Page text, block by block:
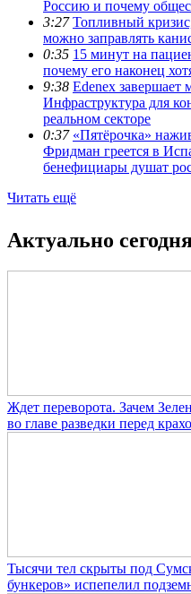
Россию и почему
3:27 Топливный
можно заправлять
0:35 15 минут на
почему его наконец
9:38 Edenex завершает
Инфраструктура для
реальном секторе
0:37 «Пятёрочка»
Фридман греется в
бенефициары душат
Читать ещё
Актуально
Ждет переворота. Зачем
во главе разведки перед
Тысячи тел скрыты под
бункеров» испепелил